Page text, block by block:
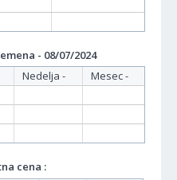
- 08/07/2024
Nedelja -
Mesec -
cena :